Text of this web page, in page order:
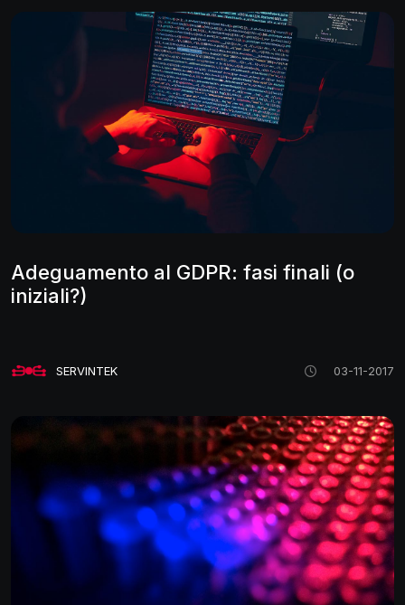
Adeguamento al GDPR: fasi finali (o
iniziali?)
SERVINTEK 03-11-2017